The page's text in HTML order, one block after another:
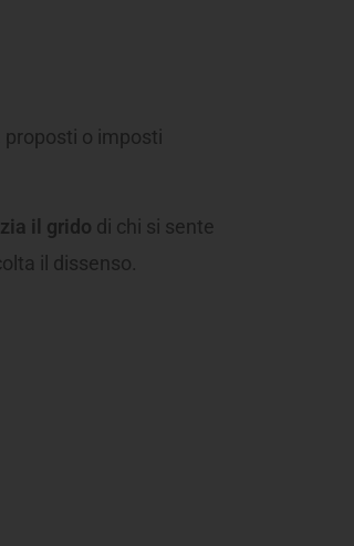
o imposti
il grido di chi si sente
il dissenso.